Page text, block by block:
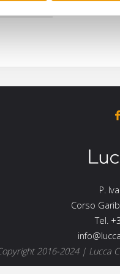
P.
Corso
Tel.
2016-2024 | Lucca